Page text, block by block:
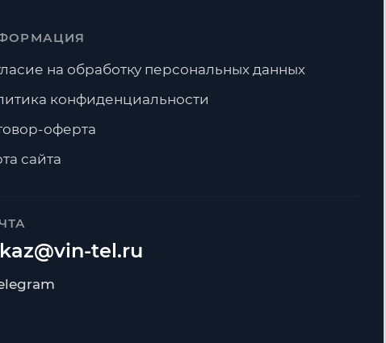
tel.ru
на обработку персональных данных
конфиденциальности
оферта
сайта